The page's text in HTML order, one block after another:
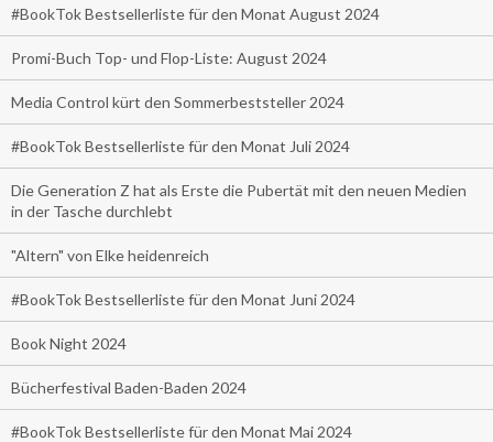
#BookTok Bestsellerliste für den Monat August 2024
Promi-Buch Top- und Flop-Liste: August 2024
Media Control kürt den Sommerbeststeller 2024
#BookTok Bestsellerliste für den Monat Juli 2024
Die Generation Z hat als Erste die Pubertät mit den neuen Medien
in der Tasche durchlebt
"Altern" von Elke heidenreich
#BookTok Bestsellerliste für den Monat Juni 2024
Book Night 2024
Bücherfestival Baden-Baden 2024
#BookTok Bestsellerliste für den Monat Mai 2024